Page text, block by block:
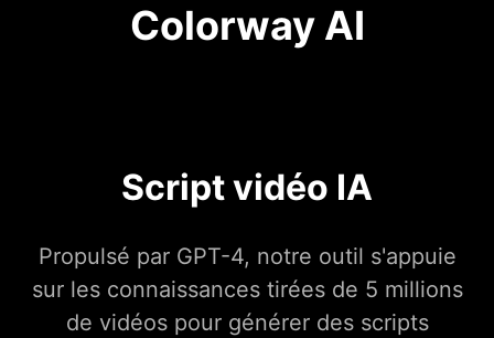
Colorway AI
Script vidéo IA
Propulsé par GPT-4, notre outil s'appuie
sur les connaissances tirées de 5 millions
de vidéos pour générer des scripts